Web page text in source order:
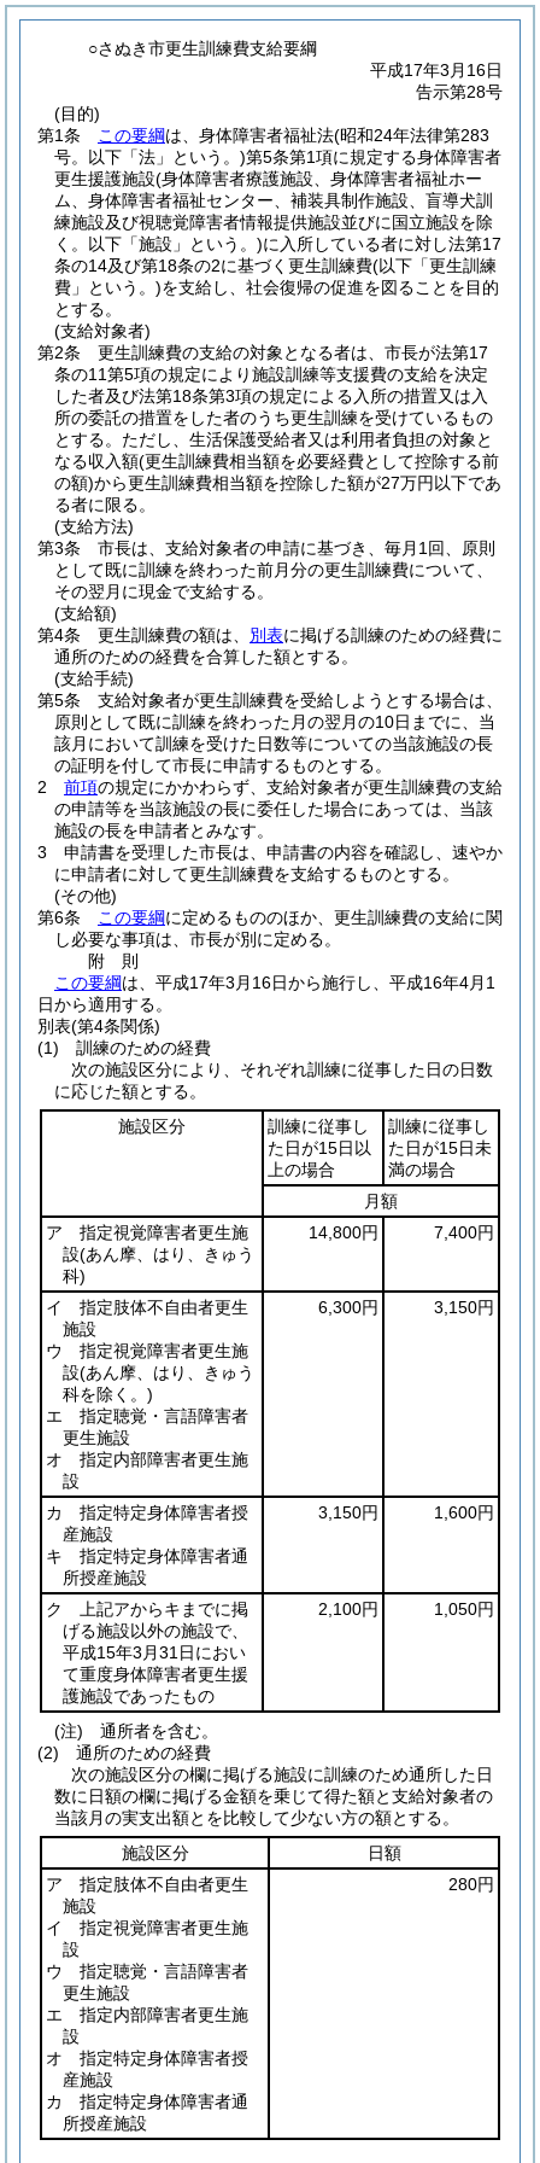
○さぬき市更生訓練費支給要綱
平成17年3月16日
告示第28号
(目的)
第1条
この要綱は、身体障害者福祉法(昭和24年法律第283
号。以下「法」という。)第5条第1項に規定する身体障害者
更生援護施設(身体障害者療護施設、身体障害者福祉ホー
ム、身体障害者福祉センター、補装具制作施設、盲導犬訓
練施設及び視聴覚障害者情報提供施設並びに国立施設を除
く。以下「施設」という。)に入所している者に対し法第17
条の14及び第18条の2に基づく更生訓練費(以下「更生訓練
費」という。)を支給し、社会復帰の促進を図ることを目的
とする。
(支給対象者)
第2条
更生訓練費の支給の対象となる者は、市長が法第17
条の11第5項の規定により施設訓練等支援費の支給を決定
した者及び法第18条第3項の規定による入所の措置又は入
所の委託の措置をした者のうち更生訓練を受けているもの
とする。 ただし、生活保護受給者又は利用者負担の対象と
なる収入額(更生訓練費相当額を必要経費として控除する前
の額)から更生訓練費相当額を控除した額が27万円以下であ
る者に限る。
(支給方法)
第3条
市長は、支給対象者の申請に基づき、毎月1回、原則
として既に訓練を終わった前月分の更生訓練費について、
その翌月に現金で支給する。
(支給額)
第4条
更生訓練費の額は、 別表に掲げる訓練のための経費に
通所のための経費を合算した額とする。
(支給手続)
第5条
支給対象者が更生訓練費を受給しようとする場合は、
原則として既に訓練を終わった月の翌月の10日までに、当
該月において訓練を受けた日数等についての当該施設の長
の証明を付して市長に申請するものとする。
2
前項の規定にかかわらず、支給対象者が更生訓練費の支給
の申請等を当該施設の長に委任した場合にあっては、当該
施設の長を申請者とみなす。
3
申請書を受理した市長は、申請書の内容を確認し、速やか
に申請者に対して更生訓練費を支給するものとする。
(その他)
第6条
この要綱に定めるもののほか、更生訓練費の支給に関
し必要な事項は、市長が別に定める。
附 則
この要綱は、平成17年3月16日から施行し、平成16年4月1
日から適用する。
別表(第4条関係)
(1) 訓練のための経費
次の施設区分により、それぞれ訓練に従事した日の日数
に応じた額とする。
施設区分
訓練に従事し
た日が15日以
上の場合
訓練に従事し
た日が15日未
満の場合
月額
ア 指定視覚障害者更生施
設(あん摩、はり、きゅう
科)
14,800円 7,400円
イ 指定肢体不自由者更生
施設
ウ 指定視覚障害者更生施
設(あん摩、はり、きゅう
科を除く。)
エ 指定聴覚・言語障害者
更生施設
オ 指定内部障害者更生施
設
6,300円 3,150円
カ 指定特定身体障害者授
産施設
キ 指定特定身体障害者通
所授産施設
3,150円 1,600円
ク 上記アからキまでに掲
げる施設以外の施設で、
平成15年3月31日におい
て重度身体障害者更生援
護施設であったもの
2,100円 1,050円
(注) 通所者を含む。
(2) 通所のための経費
次の施設区分の欄に掲げる施設に訓練のため通所した日
数に日額の欄に掲げる金額を乗じて得た額と支給対象者の
当該月の実支出額とを比較して少ない方の額とする。
施設区分
日額
ア 指定肢体不自由者更生
施設
イ 指定視覚障害者更生施
設
ウ 指定聴覚・言語障害者
更生施設
エ 指定内部障害者更生施
設
オ 指定特定身体障害者授
産施設
カ 指定特定身体障害者通
所授産施設
280円